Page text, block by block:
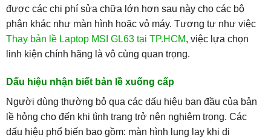
được các chi phí sửa chữa lớn hơn sau này cho các bộ
phận khác như màn hình hoặc vỏ máy. Tương tự như việc
Thay bản lề Laptop MSI GL63 tại TP.HCM, việc lựa chọn
linh kiện chính hãng là vô cùng quan trọng.
Dấu hiệu nhận biết bản lề xuống cấp
Người dùng thường bỏ qua các dấu hiệu ban đầu của bản
lề hỏng cho đến khi tình trạng trở nên nghiêm trọng. Các
dấu hiệu phổ biến bao gồm: màn hình lung lay khi di